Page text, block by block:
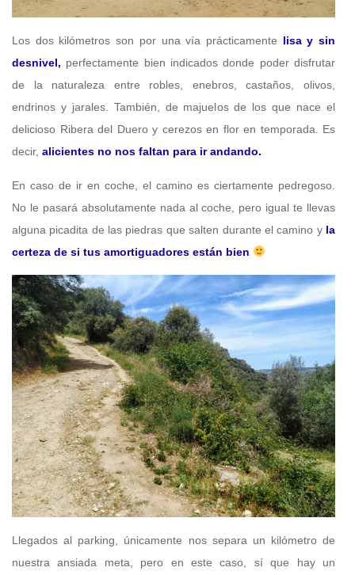
Los dos kilómetros son por una vía prácticamente lisa y sin
desnivel, perfectamente bien indicados donde poder disfrutar
de la naturaleza entre robles, enebros, castaños, olivos,
endrinos y jarales. También, de majuelos de los que nace el
delicioso Ribera del Duero y cerezos en flor en temporada. Es
decir, alicientes no nos faltan para ir andando.
En caso de ir en coche, el camino es ciertamente pedregoso.
No le pasará absolutamente nada al coche, pero igual te llevas
alguna picadita de las piedras que salten durante el camino y la
certeza de si tus amortiguadores están bien
Llegados al parking, únicamente nos separa un kilómetro de
nuestra ansiada meta, pero en este caso, sí que hay un